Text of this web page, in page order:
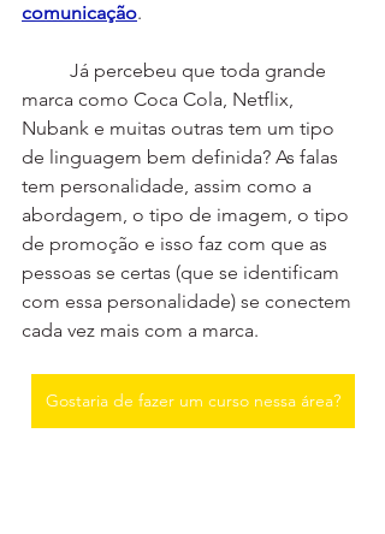
comunicação.
marca como Coca Cola, Netflix,
Nubank e muitas outras tem um tipo
de linguagem bem definida? As falas
tem personalidade, assim como a
abordagem, o tipo de imagem, o tipo
de promoção e isso faz com que as
pessoas se certas (que se identificam
com essa personalidade) se conectem
cada vez mais com a marca.
Gostaria de fazer um curso nessa área?